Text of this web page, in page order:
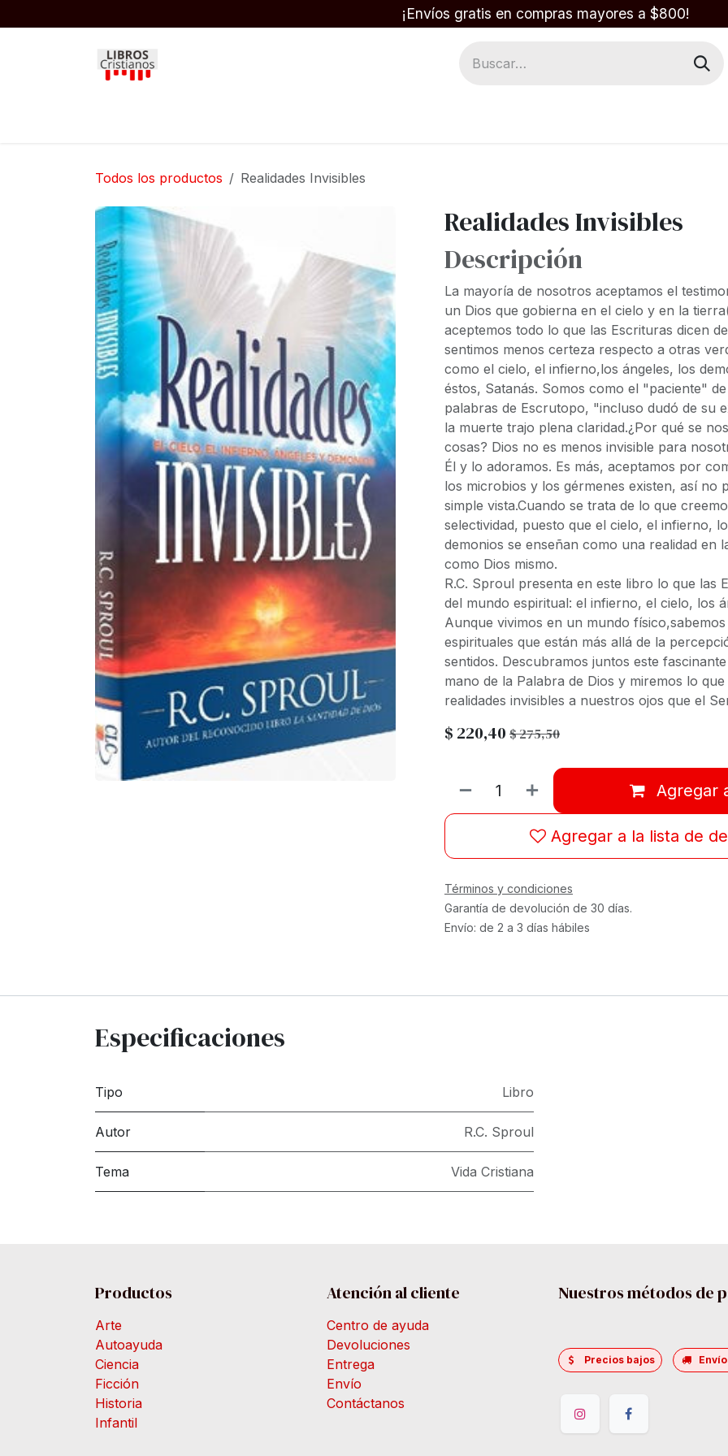
¡Envíos gratis en compras mayores a $800!
Todos los productos Realidades Invisibles
Realidades Invisibles
Descripción
La mayoría de nosotros aceptamos el
un Dios que gobierna en el cielo y en la
aceptemos todo lo que las Escrituras dicen
sentimos menos certeza respecto a otras
como el cielo, el infierno,los ángeles, los
éstos, Satanás. Somos como el "paciente"
palabras de Escrutopo, "incluso dudó de su
la muerte trajo plena claridad.¿Por qué se
cosas? Dios no es menos invisible para
Él y lo adoramos. Es más, aceptamos por
los microbios y los gérmenes existen, así no
simple vista.Cuando se trata de lo que
selectividad, puesto que el cielo, el infierno,
demonios se enseñan como una realidad en
como Dios mismo.
R.C. Sproul presenta en este libro lo que las
del mundo espiritual: el infierno, el cielo, los
Aunque vivimos en un mundo
espirituales que están más allá de la
sentidos. Descubramos juntos este
mano de la Palabra de Dios y miremos lo
realidades invisibles a nuestros ojos que el
$ 220,40 $275,50
Agregar
Agregar a la lista de
Términos y condiciones
Garantía de devolución de 30 días.
Envío: de 2 a 3 días hábiles
Especificaciones
Tipo Libro
Autor R.C. Sproul
Tema Vida Cristiana
Productos
Arte
Autoayuda
Ciencia
Ficción
Historia
Infantil
Atención al cliente
Centro de ayuda
Devoluciones
Entrega
Envío
Contáctanos
Nuestros métodos de
Precios bajos